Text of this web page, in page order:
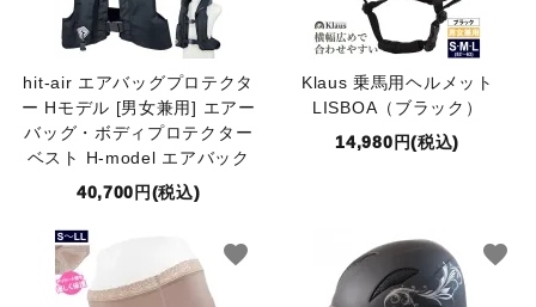
hit-air エアバッグプロテクタ
ー Hモデル [男女兼用] エアー
バッグ・ボディプロテクター
ベスト H-model エアバック
40,700円(税込)
Klaus 乗馬用ヘルメット
LISBOA（ブラック）
14,980円(税込)
favorite favorite